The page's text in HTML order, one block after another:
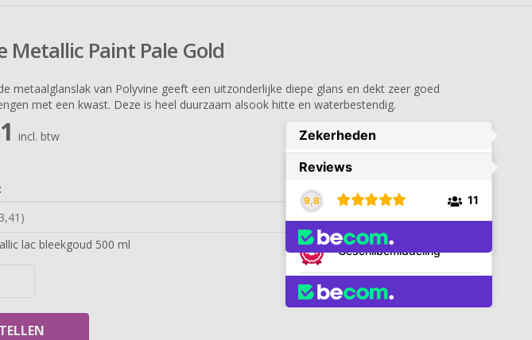
Metallic Paint Pale Gold
metaalglanslak van Polyvine geeft een uitzonderlijke diepe glans en dekt zeer goed
met een kwast. Deze is heel duurzaam alsook hitte en waterbestendig.
incl. btw
lac bleekgoud 500 ml